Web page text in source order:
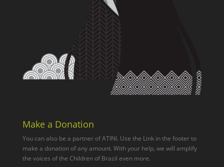
Make a Donation
You can also be a partner of ATINI. Use the Link in the footer to
make a donation of any amount. With your help, we will amplify
the voices of the Children of Brazil even more.